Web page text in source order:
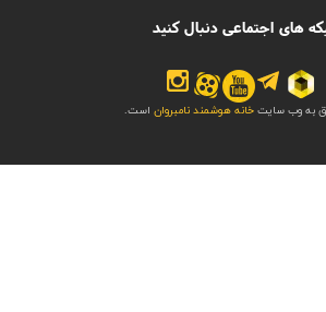
به وب سایت خانه هوشمند نامبروان است.
های اجتماعی دنبال کنید